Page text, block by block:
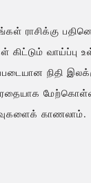
ராசிக்கு
கிட்டும் வாய்ப்பு
நிதி
காணலாம்.